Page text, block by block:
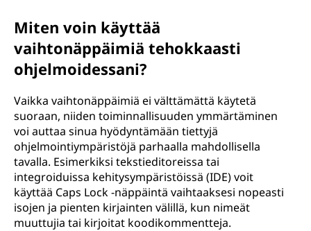
Miten voin käyttää
vaihtonäppäimiä tehokkaasti
ohjelmoidessani?
Vaikka vaihtonäppäimiä ei välttämättä käytetä
suoraan, niiden toiminnallisuuden ymmärtäminen
voi auttaa sinua hyödyntämään tiettyjä
ohjelmointiympäristöjä parhaalla mahdollisella
tavalla. Esimerkiksi tekstieditoreissa tai
integroiduissa kehitysympäristöissä (IDE) voit
käyttää Caps Lock -näppäintä vaihtaaksesi nopeasti
isojen ja pienten kirjainten välillä, kun nimeät
muuttujia tai kirjoitat koodikommentteja.